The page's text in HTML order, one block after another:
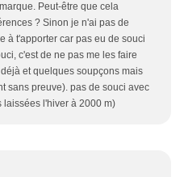
Peut-être que cela
? Sinon je n'ai pas de
à t'apporter car pas eu de souci
c'est de ne pas me les faire
et quelques soupçons mais
sans preuve). pas de souci avec
laissées l'hiver à 2000 m)